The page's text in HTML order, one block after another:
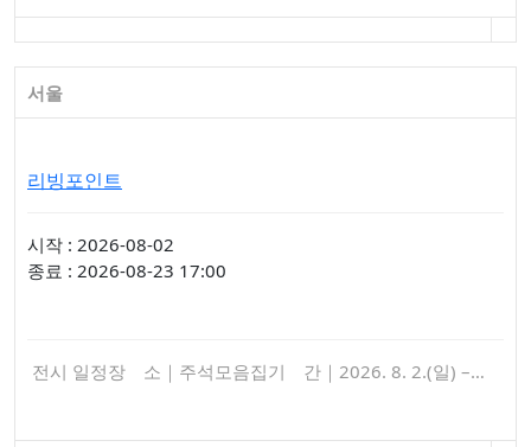
서울
리빙포인트
시작 : 2026-08-02
종료 : 2026-08-23 17:00
전시 일정장 소｜주석모음집기 간｜2026. 8. 2.(일) –…